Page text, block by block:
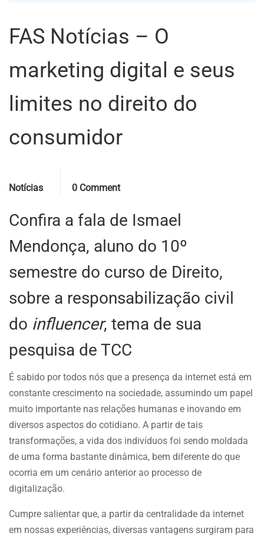
FAS Notícias – O
marketing digital e seus
limites no direito do
consumidor
Notícias 0 Comment
Confira a fala de Ismael
Mendonça, aluno do 10º
semestre do curso de Direito,
sobre a responsabilização civil
do influencer, tema de sua
pesquisa de TCC
É sabido por todos nós que a presença da internet está em
constante crescimento na sociedade, assumindo um papel
muito importante nas relações humanas e inovando em
diversos aspectos do cotidiano. A partir de tais
transformações, a vida dos indivíduos foi sendo moldada
de uma forma bastante dinâmica, bem diferente do que
ocorria em um cenário anterior ao processo de
digitalização.
Cumpre salientar que, a partir da centralidade da internet
em nossas experiências, diversas vantagens surgiram para